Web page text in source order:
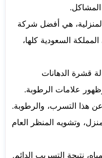
المشاكل.
هي أفضل شركة
السعودية كلها،
قشرة الدهانات
علامات الرطوبة.
هذا التسرب، والرطوبة.
وتشويه المنظر العام
نتيجة التسريب الدائم.